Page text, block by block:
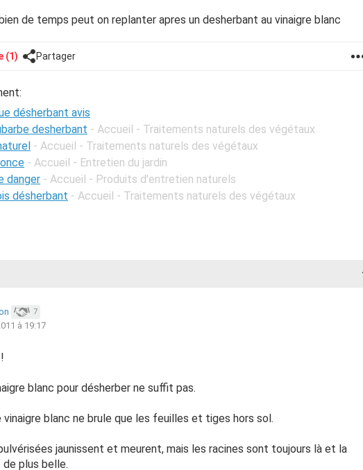
de temps peut on replanter apres un desherbant au vinaigre blanc
(1) Partager
désherbant avis
desherbant - Accueil - Traitements naturels des végétaux
- Accueil - Traitements naturels des végétaux
- Accueil - Entretien du jardin
danger - Accueil - Produits d'entretien naturels
désherbant - Accueil - Traitements naturels des végétaux
7
à 19:17
blanc pour désherber ne suffit pas.
vinaigre blanc ne brule que les feuilles et tiges hors sol.
jaunissent et meurent, mais les racines sont toujours là et la
plus belle.